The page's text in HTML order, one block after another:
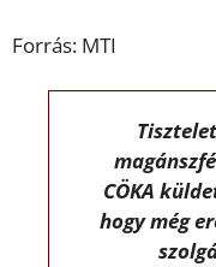
Forrás: MTI
CÖKA
hogy még